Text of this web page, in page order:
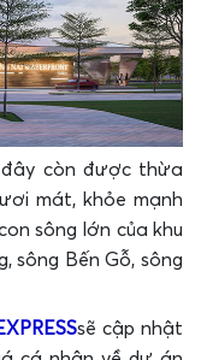
đây còn được thừa
mát, khỏe mạnh
sông lớn của khu
sông Bến Gỗ, sông
sẽ cập nhật